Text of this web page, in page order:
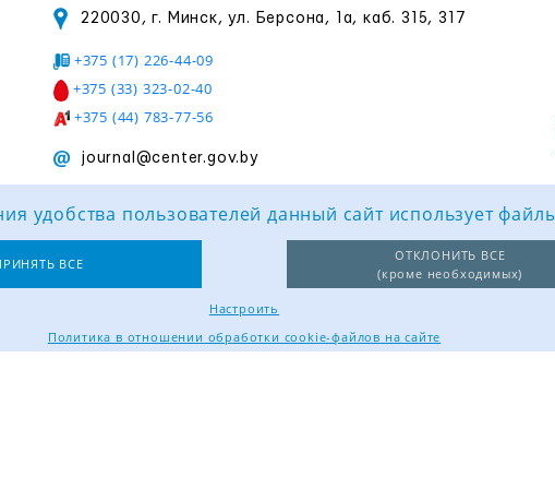
220030, г. Минск, ул. Берсона, 1а, каб. 315, 317
+375 (17) 226-44-09
+375 (33) 323-02-40
+375 (44) 783-77-56
journal@center.gov.by
удобства пользователей данный сайт использует
ВСЕ
ОТКЛОНИТЬ ВСЕ
(кроме необходимых)
Настроить
Политика в отношении обработки cookie-файлов на сайте